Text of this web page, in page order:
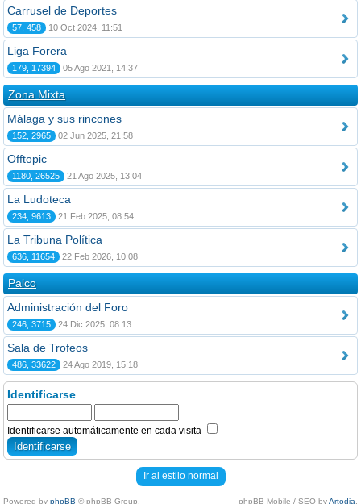
Carrusel de Deportes
57, 458 10 Oct 2024, 11:51
Liga Forera
179, 17394 05 Ago 2021, 14:37
Zona Mixta
Málaga y sus rincones
152, 2965 02 Jun 2025, 21:58
Offtopic
1180, 26525 21 Ago 2025, 13:04
La Ludoteca
234, 9613 21 Feb 2025, 08:54
La Tribuna Política
636, 11654 22 Feb 2026, 10:08
Palco
Administración del Foro
246, 3715 24 Dic 2025, 08:13
Sala de Trofeos
486, 33622 24 Ago 2019, 15:18
Identificarse
Identificarse automáticamente en cada visita
Ir al estilo normal
Powered by phpBB © phpBB Group. phpBB Mobile / SEO byArtodia